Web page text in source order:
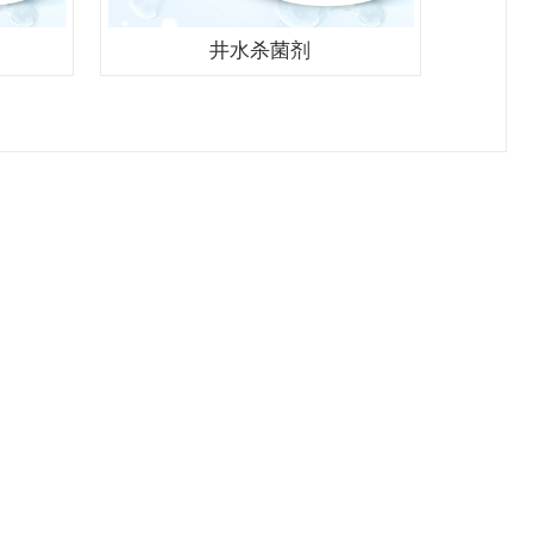
井水杀菌剂